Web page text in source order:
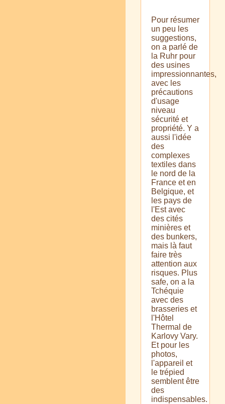
Pour résumer
un peu les
suggestions,
on a parlé de
la Ruhr pour
des usines
impressionnantes,
avec les
précautions
d'usage
niveau
sécurité et
propriété. Y a
aussi l'idée
des
complexes
textiles dans
le nord de la
France et en
Belgique, et
les pays de
l'Est avec
des cités
minières et
des bunkers,
mais là faut
faire très
attention aux
risques. Plus
safe, on a la
Tchéquie
avec des
brasseries et
l'Hôtel
Thermal de
Karlovy Vary.
Et pour les
photos,
l'appareil et
le trépied
semblent être
des
indispensables.